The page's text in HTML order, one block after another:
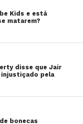
Kids e está
matarem?
disse que Jair
pela
bonecas